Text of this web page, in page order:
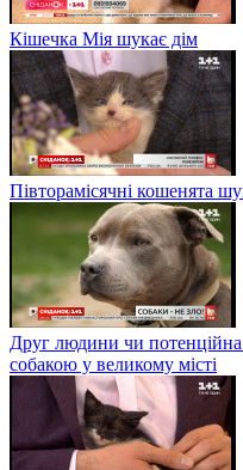
Кішечка Мія шукає дім
Півторамісячні кошенята
Друг людини чи потенційна
собакою у великому місті